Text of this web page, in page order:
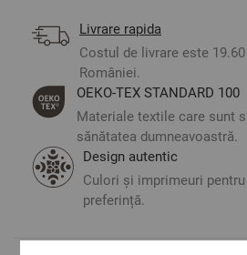
Livrare rapida
Costul de livrare este
României.
ОЕКО-ТЕX STANDARD 100
Materiale textile care sunt
sănătatea dumneavoastră.
Design autentic
Culori și imprimeuri
preferință.